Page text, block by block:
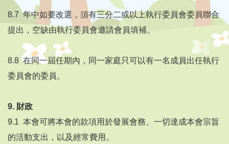
8.7 年中如要改選，須有三分二或以上執行委員會委員聯合
提出，空缺由執行委員會邀請會員填補。
8.8 在同一屆任期內，同一家庭只可以有一名成員出任執行
委員會的委員。
9. 財政
9.1 本會可將本會的款項用於發展會務、一切達成本會宗旨
的活動支出，以及經常費用。